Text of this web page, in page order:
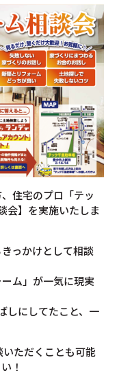
住宅のプロ「テッ
会】を実施いたしま
っかけとして相談
ム」が一気に現実
しにしてたこと、一
ただくことも可能
！